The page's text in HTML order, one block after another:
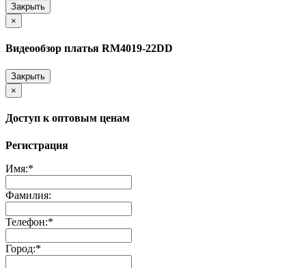
Закрыть
×
Видеообзор платья RM4019-22DD
Закрыть
×
Доступ к оптовым ценам
Регистрация
Имя:*
Фамилия:
Телефон:*
Город:*